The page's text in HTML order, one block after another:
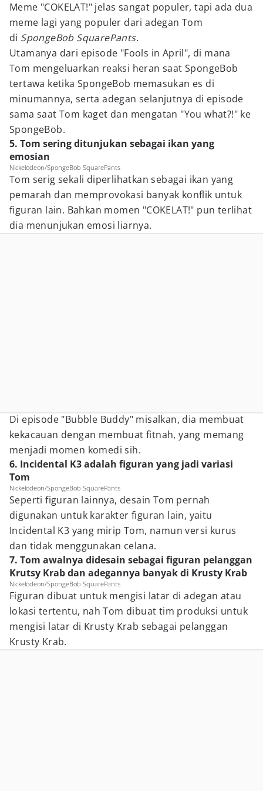
Meme "COKELAT!" jelas sangat populer, tapi ada dua
meme lagi yang populer dari adegan Tom
di SpongeBob SquarePants.
Utamanya dari episode "Fools in April", di mana
Tom mengeluarkan reaksi heran saat SpongeBob
tertawa ketika SpongeBob memasukan es di
minumannya, serta adegan selanjutnya di episode
sama saat Tom kaget dan mengatan "You what?!" ke
SpongeBob.
5. Tom sering ditunjukan sebagai ikan yang
emosian
Nickelodeon/SpongeBob SquarePants
Tom serig sekali diperlihatkan sebagai ikan yang
pemarah dan memprovokasi banyak konflik untuk
figuran lain. Bahkan momen "COKELAT!" pun terlihat
dia menunjukan emosi liarnya.
Di episode "Bubble Buddy" misalkan, dia membuat
kekacauan dengan membuat fitnah, yang memang
menjadi momen komedi sih.
6. Incidental K3 adalah figuran yang jadi variasi
Tom
Nickelodeon/SpongeBob SquarePants
Seperti figuran lainnya, desain Tom pernah
digunakan untuk karakter figuran lain, yaitu
Incidental K3 yang mirip Tom, namun versi kurus
dan tidak menggunakan celana.
7. Tom awalnya didesain sebagai figuran pelanggan
Krutsy Krab dan adegannya banyak di Krusty Krab
Nickelodeon/SpongeBob SquarePants
Figuran dibuat untuk mengisi latar di adegan atau
lokasi tertentu, nah Tom dibuat tim produksi untuk
mengisi latar di Krusty Krab sebagai pelanggan
Krusty Krab.